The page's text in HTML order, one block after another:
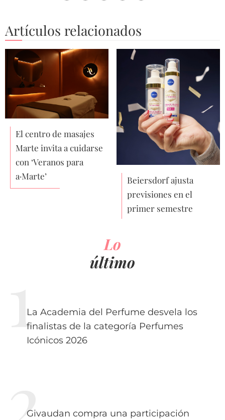
Artículos relacionados
El centro de masajes
Marte invita a cuidarse
con ‘Veranos para
a·Marte’
Beiersdorf ajusta
previsiones en el
primer semestre
Lo
último
La Academia del Perfume desvela los
finalistas de la categoría Perfumes
Icónicos 2026
Givaudan compra una participación